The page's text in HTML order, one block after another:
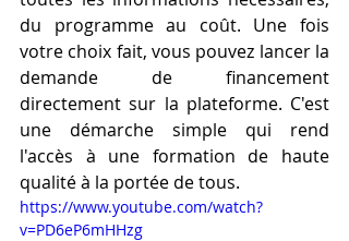
du programme au coût. Une fois
votre choix fait, vous pouvez lancer la
demande de financement
directement sur la plateforme. C'est
une démarche simple qui rend
l'accès à une formation de haute
qualité à la portée de tous.
https://www.youtube.com/watch?
v=PD6eP6mHHzg